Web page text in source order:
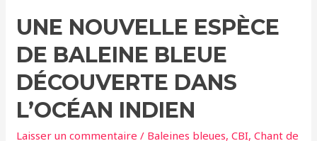
UNE NOUVELLE ESPÈCE
DE BALEINE BLEUE
DÉCOUVERTE DANS
L’OCÉAN INDIEN
Laisser un commentaire / Baleines bleues,CBI,Chant de